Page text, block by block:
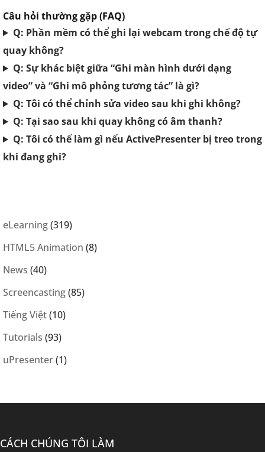
Câu hỏi thường gặp (FAQ)
Q: Phần mềm có thể ghi lại webcam trong chế độ tự
quay không?
Q: Sự khác biệt giữa “Ghi màn hình dưới dạng
video” và “Ghi mô phỏng tương tác” là gì?
Q: Tôi có thể chỉnh sửa video sau khi ghi không?
Q: Tại sao sau khi quay không có âm thanh?
Q: Tôi có thể làm gì nếu ActivePresenter bị treo trong
khi đang ghi?
eLearning(319)
HTML5 Animation (8)
News (40)
Screencasting(85)
Tiếng Việt(10)
Tutorials (93)
uPresenter(1)
CÁCH CHÚNG TÔI LÀM